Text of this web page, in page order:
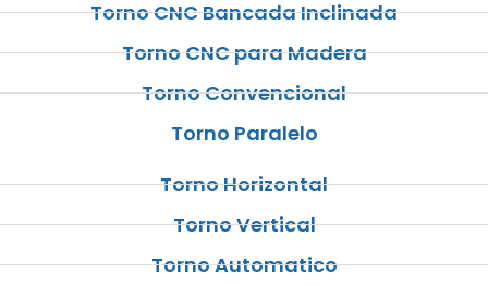
Torno CNC Bancada Inclinada
Torno CNC para Madera
Torno Convencional
Torno Paralelo
Torno Horizontal
Torno Vertical
Torno Automatico